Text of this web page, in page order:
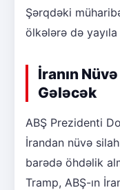
Şərqdəki
ölkələrə də yayıla
İranın
Gələcək
ABŞ Prezidenti
İrandan nüvə
barədə öhdəlik
Tramp, ABŞ-ın